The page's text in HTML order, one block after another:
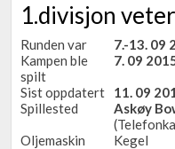
1.divisjon
Runden var
7.-13. 09
Kampen ble
spilt
7. 09
Sist oppdatert
11. 09
Spillested
Askøy
Oljemaskin
Kegel